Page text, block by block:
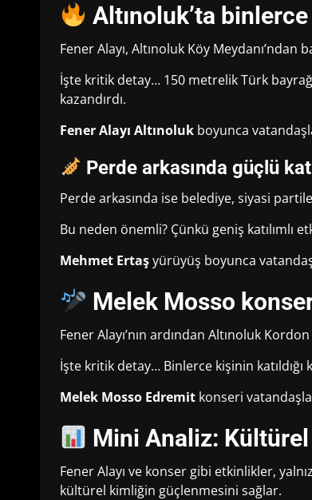
Altınoluk’ta
Fener Alayı, Altınoluk Köy
İşte kritik detay… 150 metrelik Türk
kazandırdı.
Fener Alayı Altınoluk boyunca
Perde arkasında güçlü
Perde arkasında ise belediye, siyasi
Bu neden önemli? Çünkü geniş
Mehmet Ertaşyürüyüş boyunca
Melek Mosso
Fener Alayı’nın ardından Altınoluk
İşte kritik detay… Binlerce kişinin katıldığı
Melek Mosso Edremit konseri
Mini Analiz:
Fener Alayı ve konser gibi etkinlikler,
kültürel kimliğin güçlenmesini sağlar.